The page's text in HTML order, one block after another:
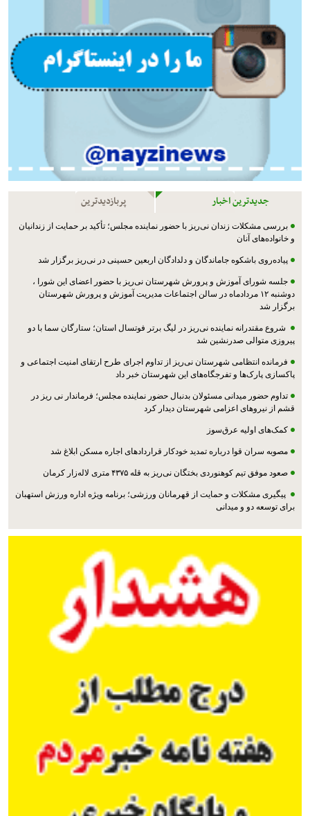
جدیدترین اخبار پربازدیدترین
بررسی مشکلات زندان نی‌ریز با حضور نماینده مجلس؛ تأکید بر حمایت از زندانیان
و خانواده‌های آنان
پیاده‌روی باشکوه جاماندگان و دلدادگان اربعین حسینی در نی‌ریز برگزار شد
جلسه شورای آموزش و پرورش شهرستان نی‌ریز با حضور اعضای این شورا ،
دوشنبه ۱۲ مردادماه در سالن اجتماعات مدیریت آموزش و پرورش شهرستان
برگزار شد
شروع مقتدرانه نماینده نی‌ریز در لیگ برتر فوتسال استان؛ ستارگان سما با دو
پیروزی متوالی صدرنشین شد
فرمانده انتظامی شهرستان نی‌ریز از تداوم اجرای طرح ارتقای امنیت اجتماعی و
پاکسازی پارک‌ها و تفرجگاه‌های این شهرستان خبر داد
تداوم حضور میدانی مسئولان بدنبال حضور نماینده مجلس؛ فرماندار نی ریز در
قشم از نیروهای اعزامی شهرستان دیدار کرد
کمک‌های اولیه عرق‌سوز
مصوبه سران قوا درباره تمدید خودکار قراردادهای اجاره مسکن ابلاغ شد
صعود موفق تیم کوهنوردی بختگان نی‌ریز به قله ۴۳۷۵ متری لاله‌زار کرمان
پیگیری مشکلات و حمایت از قهرمانان ورزشی؛ برنامه ویژه اداره ورزش استهبان
برای توسعه دو و میدانی